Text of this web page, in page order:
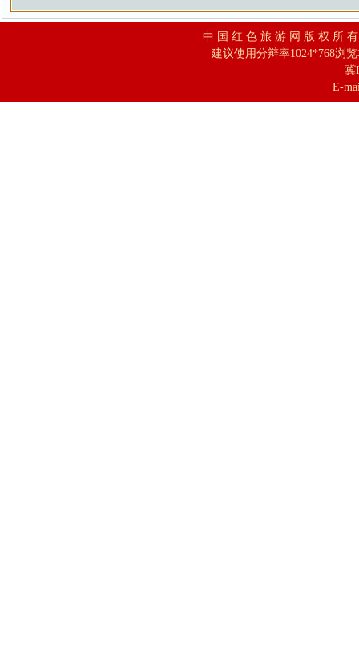
中 国 红 色 旅 游 网 版 权 所
建议使用分辩率1024*768浏
冀
E-